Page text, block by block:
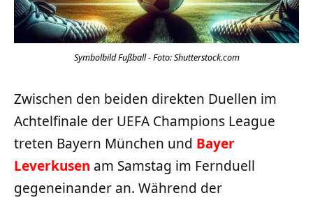
Symbolbild Fußball - Foto: Shutterstock.com
Zwischen den beiden direkten Duellen im
Achtelfinale der UEFA Champions League
treten Bayern München und Bayer
Leverkusen am Samstag im Fernduell
gegeneinander an. Während der